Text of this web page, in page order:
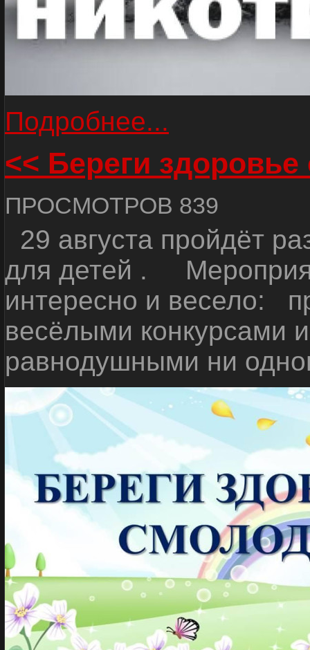
Подробнее...
<< Береги
ПРОСМОТРОВ 839
29 августа пройдёт
для детей .
интересно и весело:
весёлыми конкурсами
равнодушными ни